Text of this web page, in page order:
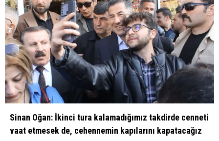
Sinan Oğan: İkinci tura kalamadığımız takdirde cenneti
vaat etmesek de, cehennemin kapılarını kapatacağız